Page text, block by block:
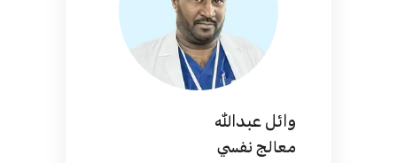
وائل عبدالله
معالج نفسي